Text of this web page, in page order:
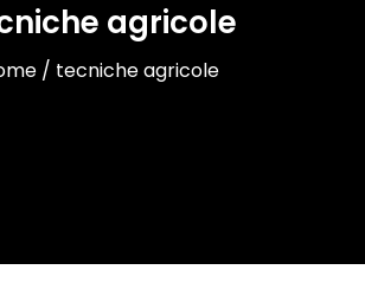
agricole
/ tecniche agricole